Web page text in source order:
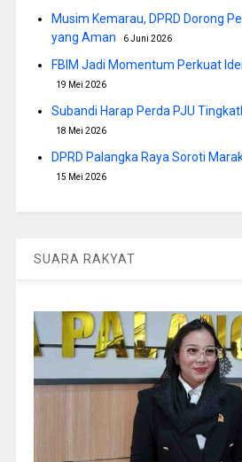
Musim Kemarau, DPRD Dorong
yang Aman
6 Juni 2026
FBIM Jadi Momentum Perkuat
19 Mei 2026
Subandi Harap Perda PJU
18 Mei 2026
DPRD Palangka Raya Soroti
15 Mei 2026
SUARA RAKYAT